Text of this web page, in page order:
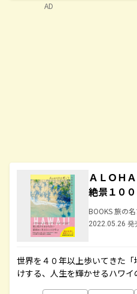
ＡＬＯＨ
絶景１００
BOOKS 旅の
2022.05.26 発
世界を４０年以上歩いてきた
けする、人生を輝かせるハワ
AD